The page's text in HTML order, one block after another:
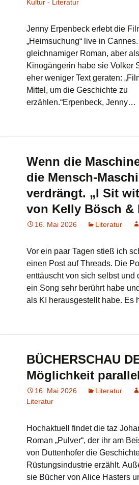
Kultur - Literatur
Jenny Erpenbeck erlebt die
„Heimsuchung“ live in
gleichnamiger Roman, aber
Kinogängerin habe sie Volker
eher weniger Text geraten:
Mittel, um die Geschichte zu
erzählen.“Erpenbeck, Jenny…
Wenn die
die Mensch-
verdrängt. „I Sit
von Kelly Bösch &
16. Mai 2026 Literatur
Vor ein paar Tagen stieß ich
einen Post auf Threads. Die
enttäuscht von sich selbst und
ein Song sehr berührt habe
als KI herausgestellt habe. Es
BÜCHERSCHAU
Möglichkeit
16. Mai 2026 Literatur
Literatur
Hochaktuell findet die taz
Roman „Pulver“, der ihr am
von Duttenhofer die
Rüstungsindustrie erzählt.
sie Bücher von Alice Hasters